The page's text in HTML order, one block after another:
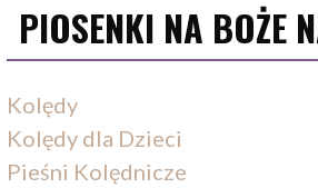
PIOSENKI NA BOŻE
Kolędy
Kolędy dla Dzieci
Pieśni Kolędnicze